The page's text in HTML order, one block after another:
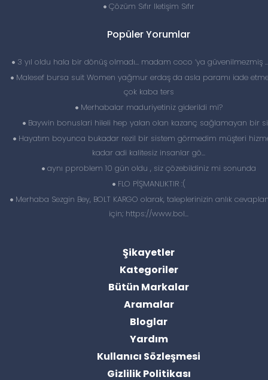
Çözüm Sıfır Iletişim Sıfır
Popüler Yorumlar
3 yıl oldu hala bir dönüş olmadı… madam coco ‘ya güvenilmezmiş
Malesef bursa suit Women yağmur erdaş da asla paramı iade
çok kaba ters
Merhabalar maduriyetiniz giderildi mi?
Baywin bonuslari hileli hep yalan olan kazanç sağlamayan bir
Hayatım boyunca bukadar rezil bir sistem görmedim müşteri
kadar adi kalitesiz insanlar gö...
aynı pproblem 10 gün oldu , siz çözebildiniz mi sonunda
FLO PİŞMANLIKTIR :(
Merhaba Sezgin Bey, BOLT KARGO olarak, taleplerinizin anlık
için; https://www.bol...
Şikayetler
Kategoriler
Bütün Markalar
Aramalar
Bloglar
Yardım
Kullanıcı Sözleşmesi
Gizlilik Politikası